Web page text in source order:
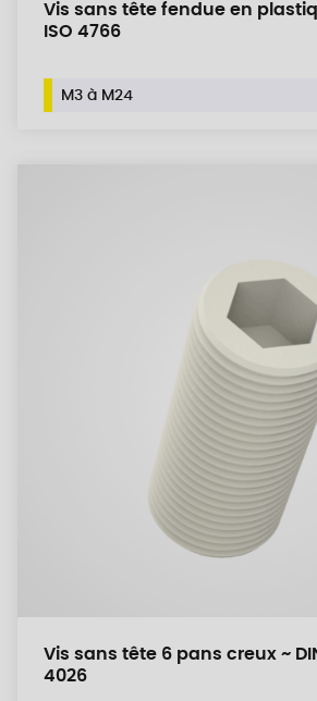
Vis sans tête fendue en
ISO 4766
M3 à M24
Vis sans tête 6 pans creux ~
4026